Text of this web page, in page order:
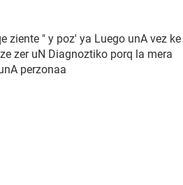
ziente " y poz' ya Luego unA vez ke
zer uN Diagnoztiko porq la mera
perzonaa